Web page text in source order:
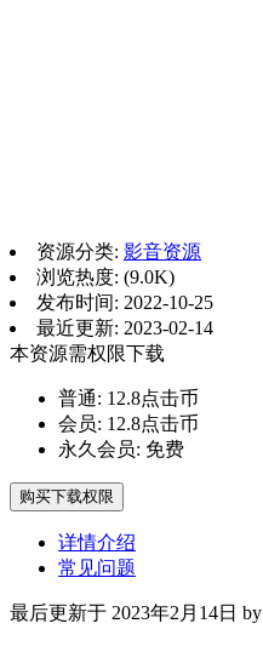
资源分类: 影音资源
浏览热度: (9.0K)
发布时间: 2022-10-25
最近更新: 2023-02-14
本资源需权限下载
普通: 12.8点击币
会员: 12.8点击币
永久会员: 免费
购买下载权限
详情介绍
常见问题
最后更新于 2023年2月14日 by